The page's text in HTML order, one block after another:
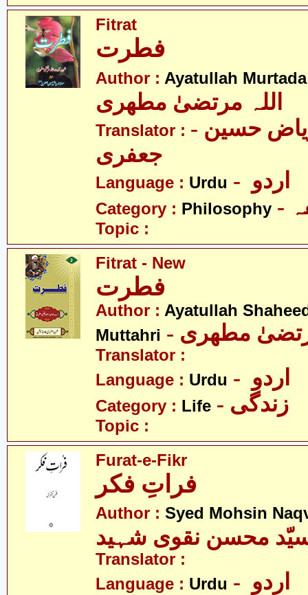
Fitrat
Author : Ayatullah
اللہ مرتضیٰ مطھری
Translator : - مولانا ریاض حسین
جعفری
Language : Urdu
Category : Philosophy
Topic :
Fitrat - New
فطرت
Author : Ayatullah
Muttahri
مطھری
Translator :
Language : Urdu
Category : Life - زندگی
Topic :
Furat-e-Fikr
فراتِ فکر
Author : Syed Mohsin
محسن نقوی شہید
Translator :
Language : Urdu